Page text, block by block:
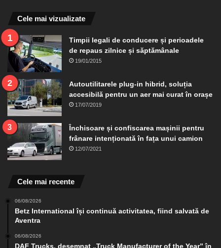
Cele mai vizualizate
Timpii legali de conducere și perioadele
de repaus zilnice și săptămânale
19/01/2015
Autoutilitarele plug-in hibrid, soluția
accesibilă pentru un aer mai curat în orașe
17/07/2019
Închisoare și confiscarea mașinii pentru
frânare intenționată în fața unui camion
12/07/2021
Cele mai recente
06/08/2026
Betz International își continuă activitatea, fiind salvată de
Aventra
06/08/2026
DAF Trucks, desemnat „Truck Manufacturer of the Year” în